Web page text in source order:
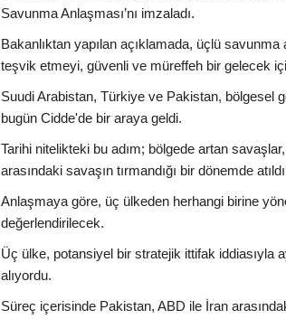
Savunma Anlaşması’nı imzaladı.
Bakanlıktan yapılan açıklamada, üçlü
teşvik etmeyi, güvenli ve müreffeh bir gelecek
Suudi Arabistan, Türkiye ve Pakistan, bölgesel
bugün Cidde'de bir araya geldi.
Tarihi nitelikteki bu adım; bölgede artan
arasındaki savaşın tırmandığı bir dönemde
Anlaşmaya göre, üç ülkeden herhangi birine
değerlendirilecek.
Üç ülke, potansiyel bir stratejik ittifak iddiasıyla
alıyordu.
Süreç içerisinde Pakistan, ABD ile İran